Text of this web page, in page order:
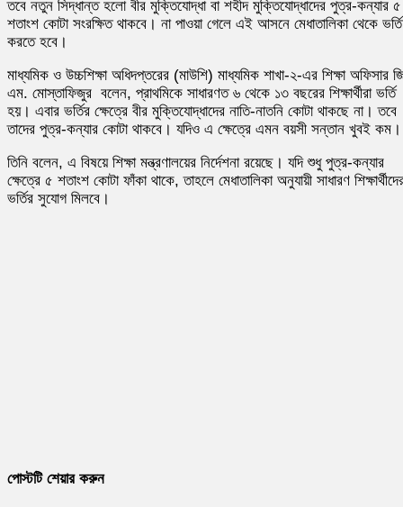
তবে নতুন সিদ্ধান্ত হলো বীর মুক্তিযোদ্ধা বা শহীদ মুক্তিযোদ্ধাদের পুত্র-কন্যার ৫
শতাংশ কোটা সংরক্ষিত থাকবে। না পাওয়া গেলে এই আসনে মেধাতালিকা থেকে ভর্তি
করতে হবে।
মাধ্যমিক ও উচ্চশিক্ষা অধিদপ্তরের (মাউশি) মাধ্যমিক শাখা-২-এর শিক্ষা অফিসার
এম. মোস্তাফিজুর বলেন, প্রাথমিকে সাধারণত ৬ থেকে ১৩ বছরের শিক্ষার্থীরা ভর্তি
হয়। এবার ভর্তির ক্ষেত্রে বীর মুক্তিযোদ্ধাদের নাতি-নাতনি কোটা থাকছে না। তবে
তাদের পুত্র-কন্যার কোটা থাকবে। যদিও এ ক্ষেত্রে এমন বয়সী সন্তান খুবই কম।
তিনি বলেন, এ বিষয়ে শিক্ষা মন্ত্রণালয়ের নির্দেশনা রয়েছে। যদি শুধু পুত্র-কন্যার
ক্ষেত্রে ৫ শতাংশ কোটা ফাঁকা থাকে, তাহলে মেধাতালিকা অনুযায়ী সাধারণ
ভর্তির সুযোগ মিলবে।
পোস্টটি শেয়ার করুন